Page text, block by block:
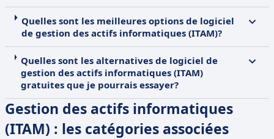
Quelles sont les meilleures options de logiciel
de gestion des actifs informatiques (ITAM)?
Quelles sont les alternatives de logiciel de
gestion des actifs informatiques (ITAM)
gratuites que je pourrais essayer?
Gestion des actifs informatiques
(ITAM) : les catégories associées